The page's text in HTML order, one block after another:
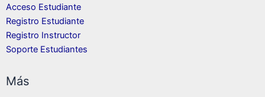
Acceso Estudiante
Registro Estudiante
Registro Instructor
Soporte Estudiantes
Más